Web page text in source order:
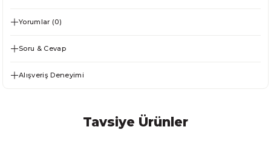
Yorumlar (0)
Soru & Cevap
Alışveriş Deneyimi
Tavsiye Ürünler